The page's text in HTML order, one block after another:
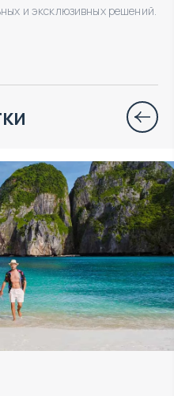
и эксклюзивных решений.